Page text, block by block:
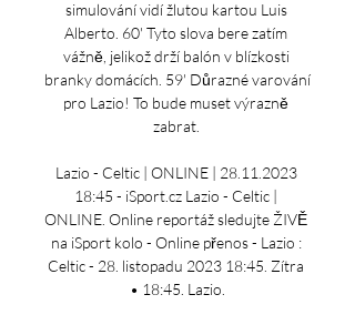
simulování vidí žlutou kartou Luis
Alberto. 60' Tyto slova bere zatím
vážně, jelikož drží balón v blízkosti
branky domácích. 59' Důrazné varování
pro Lazio! To bude muset výrazně
zabrat.
Lazio - Celtic | ONLINE | 28.11.2023
18:45 - iSport.cz Lazio - Celtic |
ONLINE. Online reportáž sledujte ŽIVĚ
na iSport kolo - Online přenos - Lazio :
Celtic - 28. listopadu 2023 18:45. Zítra
• 18:45. Lazio.